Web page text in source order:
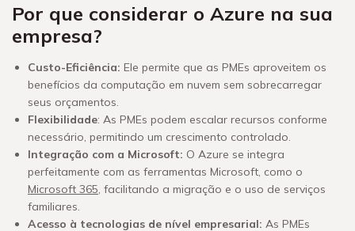
Por que considerar o Azure na sua
empresa?
Custo-Eficiência: Ele permite que as PMEs aproveitem os
benefícios da computação em nuvem sem sobrecarregar
seus orçamentos.
Flexibilidade: As PMEs podem escalar recursos conforme
necessário, permitindo um crescimento controlado.
Integração com a Microsoft: O Azure se integra
perfeitamente com as ferramentas Microsoft, como o
Microsoft 365, facilitando a migração e o uso de serviços
familiares.
Acesso à tecnologias de nível empresarial: As PMEs